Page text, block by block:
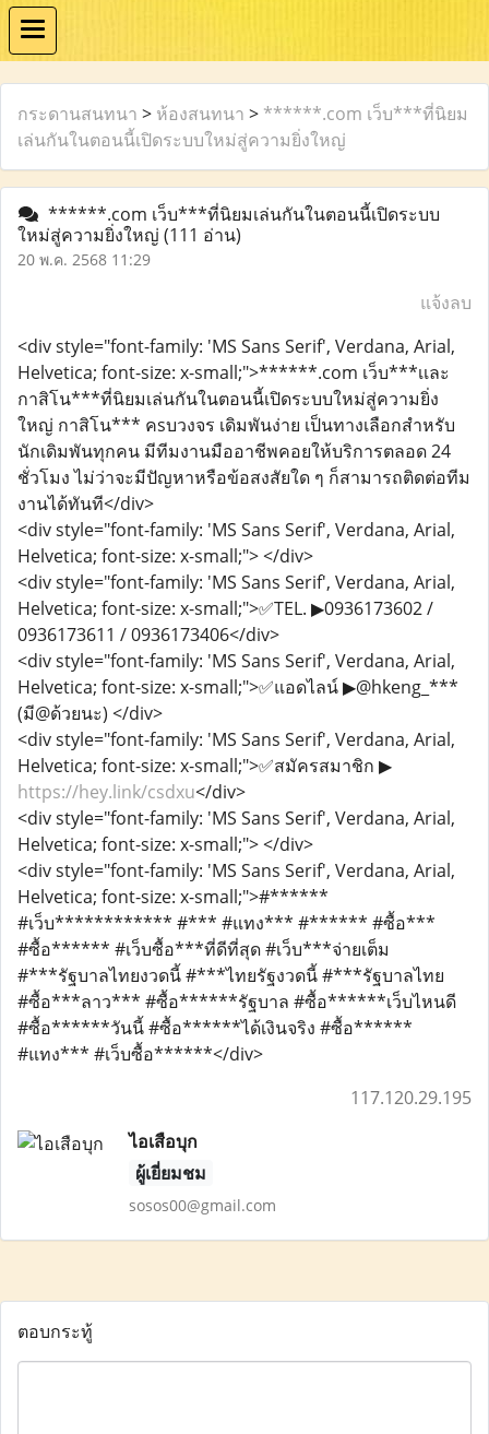
กระดานสนทนา > ห้องสนทนา > ******.com เว็บ***ที่นิยม
เล่นกันในตอนนี้เปิดระบบใหม่สู่ความยิ่งใหญ่
******.com เว็บ***ที่นิยมเล่นกันในตอนนี้เปิดระบบ
ใหม่สู่ความยิ่งใหญ่ (111 อ่าน)
20 พ.ค. 2568 11:29
แจ้งลบ
<div style="font-family: 'MS Sans Serif', Verdana, Arial,
Helvetica; font-size: x-small;">******.com เว็บ***เเละ
กาสิโน***ที่นิยมเล่นกันในตอนนี้เปิดระบบใหม่สู่ความยิ่ง
ใหญ่ กาสิโน*** คsบวงจร เดิมพันง่าย เป็นทางเลือกสำหรับ
นักเดิมพันทุกคน มีทีมงานมืออาชีพคอยให้บริการตลอด 24
ชั่วโมง ไม่ว่าจะมีปัญหาหรือข้อสงสัยใด ๆ ก็สามารถติดต่อทีม
งานได้ทันที</div>
<div style="font-family: 'MS Sans Serif', Verdana, Arial,
Helvetica; font-size: x-small;"> </div>
<div style="font-family: 'MS Sans Serif', Verdana, Arial,
Helvetica; font-size: x-small;">✅TEL. ▶0936173602 /
0936173611 / 0936173406</div>
<div style="font-family: 'MS Sans Serif', Verdana, Arial,
Helvetica; font-size: x-small;">✅แอดไลน์ ▶@hkeng_***
(มี@ด้วยนะ) </div>
<div style="font-family: 'MS Sans Serif', Verdana, Arial,
Helvetica; font-size: x-small;">✅สมัครสมาชิก ▶
https://hey.link/csdxu</div>
<div style="font-family: 'MS Sans Serif', Verdana, Arial,
Helvetica; font-size: x-small;"> </div>
<div style="font-family: 'MS Sans Serif', Verdana, Arial,
Helvetica; font-size: x-small;">#******
#เว็บ************ #*** #แทง*** #****** #ซื้อ***
#ซื้อ****** #เว็บซื้อ***ที่ดีที่สุด #เว็บ***จ่ายเต็ม
#***รัฐบาลไทยงวดนี้ #***ไทยรัฐงวดนี้ #***รัฐบาลไทย
#ซื้อ***ลาว*** #ซื้อ******รัฐบาล #ซื้อ******เว็บไหนดี
#ซื้อ******วันนี้ #ซื้อ******ได้เงินจริง #ซื้อ******
#แทง*** #เว็บซื้อ******</div>
117.120.29.195
ไอเสือบุก
ผู้เยี่ยมชม
sosos00@gmail.com
ตอบกระทู้